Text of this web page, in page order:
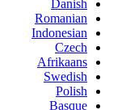
Danish
Romanian
Indonesian
Czech
Afrikaans
Swedish
Polish
Basque